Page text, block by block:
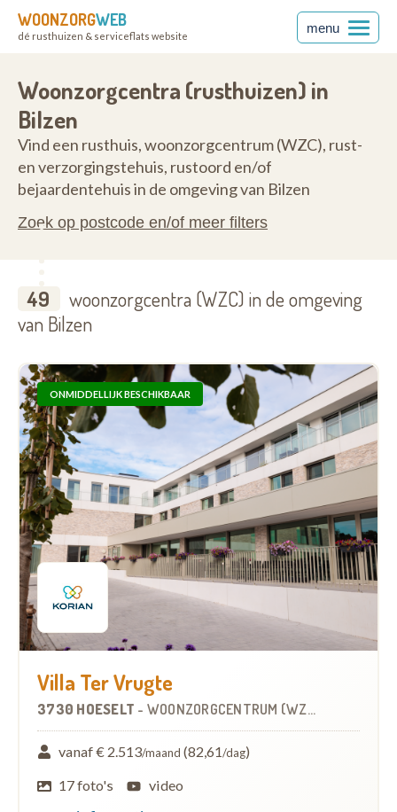
WOONZORGWEB
dé rusthuizen & serviceflats website
menu
Woonzorgcentra (rusthuizen) in
Bilzen
Vind een rusthuis, woonzorgcentrum (WZC), rust-
en verzorgingstehuis, rustoord en/of
bejaardentehuis in de omgeving van Bilzen
Zoek op postcode en/of meer filters
49
woonzorgcentra (WZC) in de omgeving
van Bilzen
ONMIDDELLIJK BESCHIKBAAR
Villa Ter Vrugte
3730 HOESELT - WOONZORGCENTRUM (WZC)
vanaf € 2.513/maand (82,61/dag)
17 foto's
video